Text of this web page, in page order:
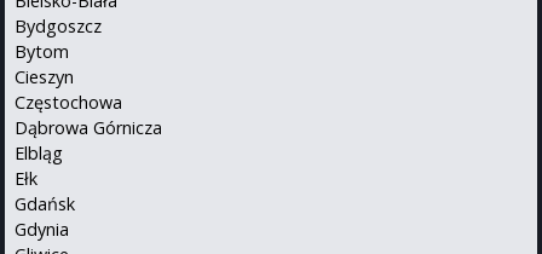
Bydgoszcz
Bytom
Cieszyn
Częstochowa
Dąbrowa Górnicza
Elbląg
Ełk
Gdańsk
Gdynia